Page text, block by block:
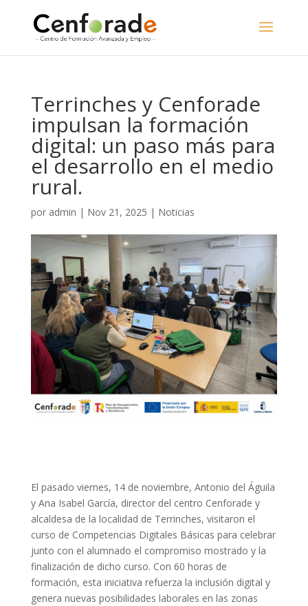
Terrinches y Cenforade
impulsan la formación
digital: un paso más para
el desarrollo en el medio
rural.
por admin | Nov 21, 2025 | Noticias
El pasado viernes, 14 de noviembre, Antonio del Águila
y Ana Isabel García, director del centro Cenforade y
alcaldesa de la localidad de Terrinches, visitaron el
curso de Competencias Digitales Básicas para celebrar
junto con el alumnado el compromiso mostrado y la
finalización de dicho curso. Con 60 horas de
formación, esta iniciativa refuerza la inclusión digital y
genera nuevas posibilidades laborales en las zonas